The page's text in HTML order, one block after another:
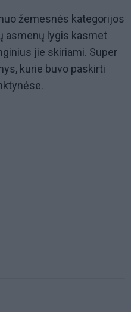
žemesnės kategorijos
asmenų lygis kasmet
jie skiriami. Super
kurie buvo paskirti